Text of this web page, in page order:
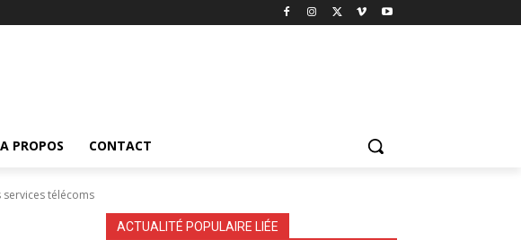
A PROPOS CONTACT
services télécoms
ACTUALITÉ POPULAIRE LIÉE